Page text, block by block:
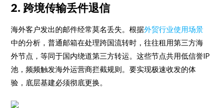
2. 跨境传输丢件退信
海外客户发出的邮件经常莫名丢失。根据外贸行业使用场景
中的分析，普通邮箱在处理跨国流转时，往往租用第三方海
外节点，等同于国内绕道第三方转运。这些节点共用低信誉IP
池，频频触发海外运营商拦截规则。要实现极速收发的体
验，底层基建必须彻底更换。